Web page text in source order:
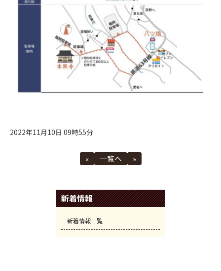
2022年11月10日 09時55分
« 一覧へ »
新着情報
新着情報一覧